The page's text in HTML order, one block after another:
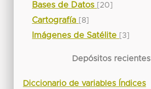
Bases de Datos
[20]
Cartografía [8]
Imágenes de Satélite [3]
Depósitos recientes
Diccionario de variables Índices